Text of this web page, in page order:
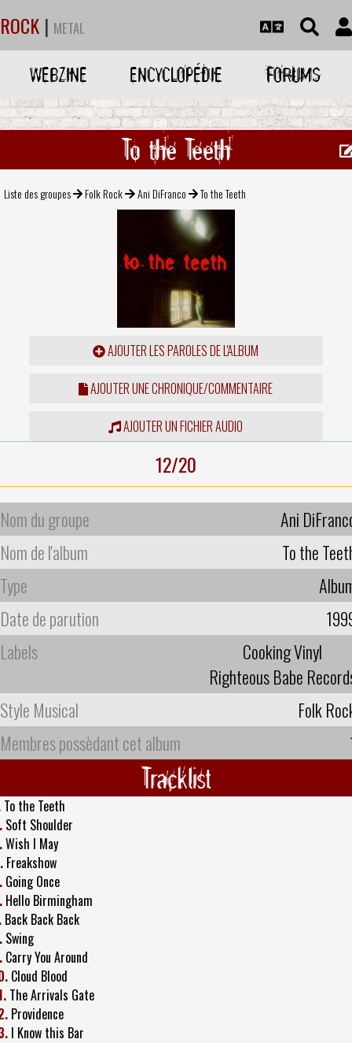
ROCK | METAL
WEBZINE ENCYCLOPÉDIE FORUMS
To the Teeth
Liste des groupes Folk Rock Ani DiFranco To the Teeth
AJOUTER LES PAROLES DE L'ALBUM
AJOUTER UNE CHRONIQUE/COMMENTAIRE
AJOUTER UN FICHIER AUDIO
12/20
Nom du groupe
Ani
Nom de l'album
To the
Type
Date de parution
Labels
Cooking Vinyl
Righteous Babe
Style Musical
Folk
Membres possèdant cet album
Tracklist
To the Teeth
Soft Shoulder
Wish I May
Freakshow
Going Once
Hello Birmingham
Back Back Back
Swing
Carry You Around
Cloud Blood
The Arrivals Gate
Providence
I Know this Bar